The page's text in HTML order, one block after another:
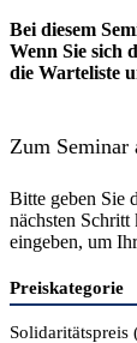
Bei diesem
Wenn Sie sich
die Warteliste
Zum Seminar
Bitte geben Sie
nächsten
eingeben, um
Preiskategorie
Solidaritätspreis